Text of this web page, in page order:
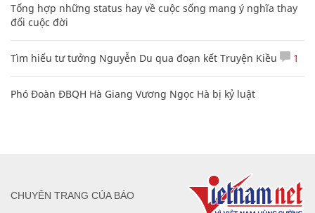
Tổng hợp những status hay về cuộc sống mang ý nghĩa thay
đổi cuộc đời
Tìm hiểu tư tưởng Nguyễn Du qua đoạn kết Truyện Kiều 1
Phó Đoàn ĐBQH Hà Giang Vương Ngọc Hà bị kỷ luật
CHUYÊN TRANG CỦA BÁO